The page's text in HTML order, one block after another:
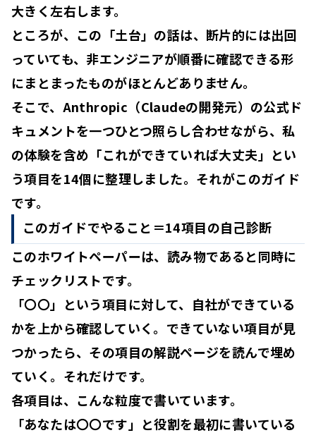
大きく左右します。
ところが、この「土台」の話は、断片的には出回
っていても、非エンジニアが順番に確認できる形
にまとまったものがほとんどありません。
そこで、Anthropic（Claudeの開発元）の公式ド
キュメントを一つひとつ照らし合わせながら、私
の体験を含め 「これができていれば大丈夫」とい
う項目を14個に整理しました。それがこのガイド
です。
このガイドでやること＝14項目の自己診断
このホワイトペーパーは、読み物であると同時に
チェックリストです。
「〇〇」という項目に対して、 自社ができている
かを上から確認していく。できていない項目が見
つかったら、 その項目の解説ページを読んで埋め
ていく。それだけです。
各項目は、こんな粒度で書いています。
「あなたは〇〇です」と役割を最初に書いている